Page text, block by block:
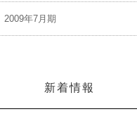
2009年7月期
新着情報